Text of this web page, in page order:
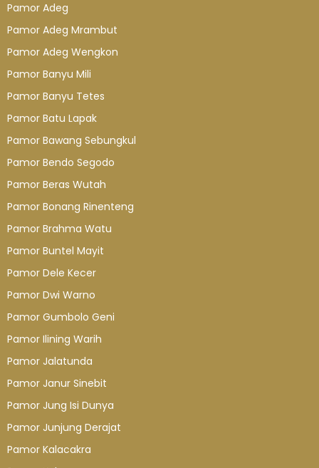
Pamor Adeg
Pamor Adeg Mrambut
Pamor Adeg Wengkon
Pamor Banyu Mili
Pamor Banyu Tetes
Pamor Batu Lapak
Pamor Bawang Sebungkul
Pamor Bendo Segodo
Pamor Beras Wutah
Pamor Bonang Rinenteng
Pamor Brahma Watu
Pamor Buntel Mayit
Pamor Dele Kecer
Pamor Dwi Warno
Pamor Gumbolo Geni
Pamor Ilining Warih
Pamor Jalatunda
Pamor Janur Sinebit
Pamor Jung Isi Dunya
Pamor Junjung Derajat
Pamor Kalacakra